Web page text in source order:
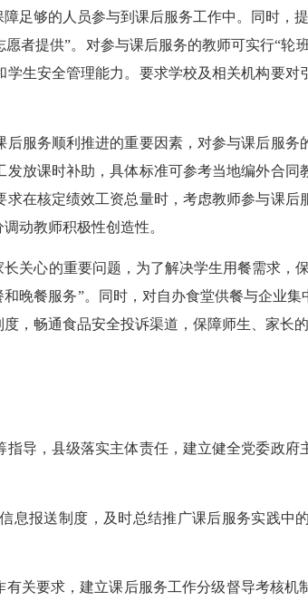
足够的人员参与到课后服务工作中。同时，
者提供”。对参与课后服务的教师可实行“轮
生安全管理能力。要求学校及相关机构要
后服务顺利推进的重要因素，对参与课后服务
放课时补助，具体标准可参考当地编外合
在核定绩效工资总量时，考虑教师参与课
动教师积极性创造性。
关心的重要问题，为了解决学生用餐需求，
晚餐服务”。同时，对自办食堂供餐与企业
，畅通食品安全投诉渠道，保障师生、家长
导，县级落实主体责任，建立健全党委政
息报送制度，及时总结推广课后服务实践中
关要求，建立课后服务工作分级督导考核机